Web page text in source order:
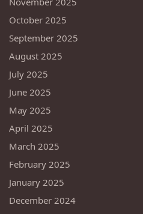
October 2025
September 2025
August 2025
July 2025
June 2025
May 2025
April 2025
March 2025
February 2025
January 2025
December 2024